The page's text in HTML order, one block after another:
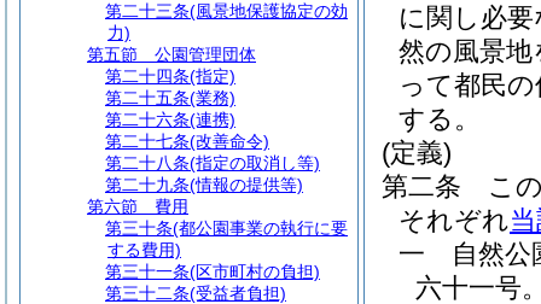
に関し必
然の風景
って都民
する。
(定義)
第二条
こ
それぞれ
一
自然
六十一号
第二十三条(風景地保護協定の効
力)
第五節
公園管理団体
第二十四条(指定)
第二十五条(業務)
第二十六条(連携)
第二十七条(改善命令)
第二十八条(指定の取消し等)
第二十九条(情報の提供等)
第六節
費用
第三十条(都公園事業の執行に要
する費用)
第三十一条(区市町村の負担)
第三十二条(受益者負担)